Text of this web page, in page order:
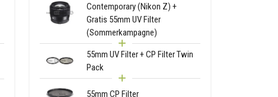
Contemporary (Nikon Z) +
Gratis 55mm UV Filter
(Sommerkampagne)
55mm UV Filter + CP Filter Twin
Pack
55mm CP Filter